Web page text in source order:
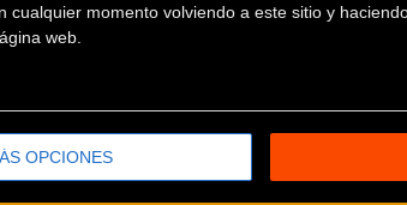
cualquier momento volviendo a este sitio y
web.
OPCIONES